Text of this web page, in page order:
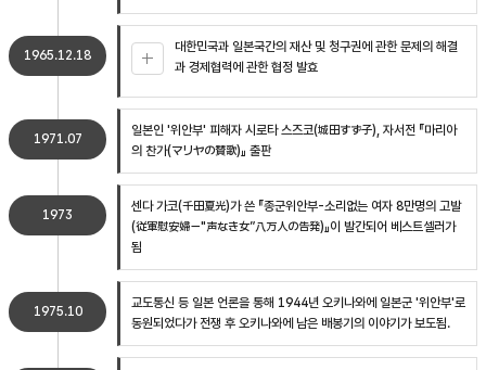
1965.12.18
대한민국과 일본국간의 재산 및 청구권에 관한 문제의 해결
과 경제협력에 관한 협정 발효
1971.07
일본인 '위안부' 피해자 시로타 스즈코(城田すず子), 자서전 『마리아
의 찬가(マリヤの賛歌)』 출판
1973
센다 가코(千田夏光)가 쓴 『종군위안부-소리없는 여자 8만명의 고발
(従軍慰安婦－"声なき女”八万人の告発)』이 발간되어 베스트셀러가
됨
1975.10
교도통신 등 일본 언론을 통해 1944년 오키나와에 일본군 '위안부'로
동원되었다가 전쟁 후 오키나와에 남은 배봉기의 이야기가 보도됨.